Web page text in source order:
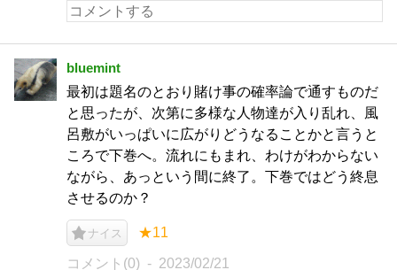
bluemint
最初は題名のとおり賭け事の確率論で通すものだ
と思ったが、次第に多様な人物達が入り乱れ、風
呂敷がいっぱいに広がりどうなることかと言うと
ころで下巻へ。流れにもまれ、わけがわからない
ながら、あっという間に終了。下巻ではどう終息
させるのか？
ナイス ★11
コメント(0) 2023/02/21